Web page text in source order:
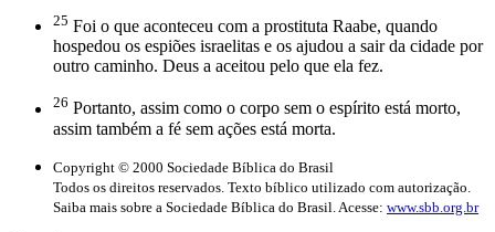
25 Foi o que aconteceu com a prostituta Raabe, quando
hospedou os espiões israelitas e os ajudou a sair da cidade por
outro caminho. Deus a aceitou pelo que ela fez.
26 Portanto, assim como o corpo sem o espírito está morto,
assim também a fé sem ações está morta.
Copyright © 2000 Sociedade Bíblica do Brasil
Todos os direitos reservados. Texto bíblico utilizado com autorização.
Saiba mais sobre a Sociedade Bíblica do Brasil. Acesse: www.sbb.org.br